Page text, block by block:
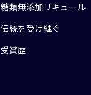
糖類無添加リキュール
伝統を受け継ぐ
受賞歴